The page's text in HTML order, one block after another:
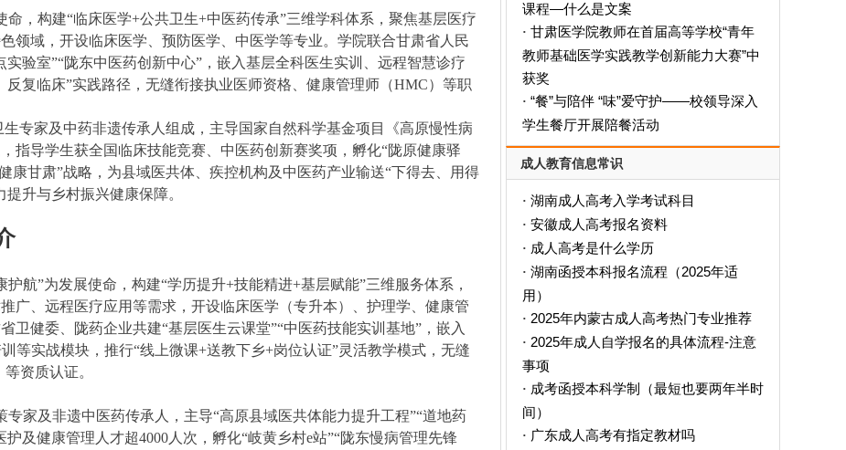
命，构建“临床医学+公共卫生+中医药传承”三维学科体系，聚焦基层医疗
领域，开设临床医学、预防医学、中医学等专业。学院联合甘肃省人民
验室”“陇东中医药创新中心”，嵌入基层全科医生实训、远程智慧诊疗
复临床”实践路径，无缝衔接执业医师资格、健康管理师（HMC）等职
家及中药非遗传承人组成，主导国家自然科学基金项目《高原慢性病
指导学生获全国临床技能竞赛、中医药创新赛奖项，孵化“陇原健康驿
康甘肃”战略，为县域医共体、疾控机构及中医药产业输送“下得去、用得
升与乡村振兴健康保障。
航”为发展使命，构建“学历提升+技能精进+基层赋能”三维服务体系，
广、远程医疗应用等需求，开设临床医学（专升本）、护理学、健康管
卫健委、陇药企业共建“基层医生云课堂”“中医药技能实训基地”，嵌入
等实战模块，推行“线上微课+送教下乡+岗位认证”灵活教学模式，无缝
等资质认证。
家及非遗中医药传承人，主导“高原县域医共体能力提升工程”“道地药
及健康管理人才超4000人次，孵化“岐黄乡村e站”“陇东慢病管理先锋
课程—什么是文案
· 甘肃医学院教师在首届高等学校“青年
教师基础医学实践教学创新能力大赛”中
获奖
· “餐”与陪伴 “味”爱守护——校领导深入
学生餐厅开展陪餐活动
成人教育信息常识
· 湖南成人高考入学考试科目
· 安徽成人高考报名资料
· 成人高考是什么学历
· ‌湖南函授本科报名流程（2025年适
用）‌
· 2025年内蒙古成人高考热门专业推荐
· 2025年成人自学报名的具体流程-注意
事项
· 成考函授本科学制（最短也要两年半时
间）
· 广东成人高考有指定教材吗